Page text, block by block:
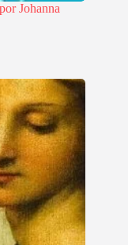
Johanna